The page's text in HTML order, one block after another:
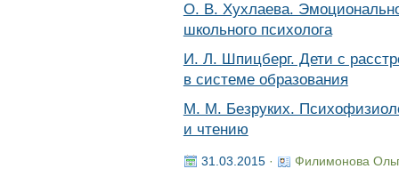
О. В. Хухлаева.
школьного психолога
И. Л. Шпицберг. Дети с
в системе образования
М. М. Безруких.
и чтению
31.03.2015·
Филимонова